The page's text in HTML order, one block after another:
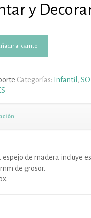
y
al carrito
Categorías: Infantil
de madera incluye
de grosor.